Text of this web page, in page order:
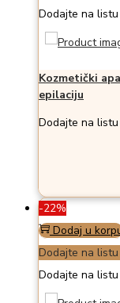
Dodajte na listu
Kozmetički
epilaciju
Dodajte na listu
-22%
Dodaj u
Dodajte na listu
Dodajte na listu